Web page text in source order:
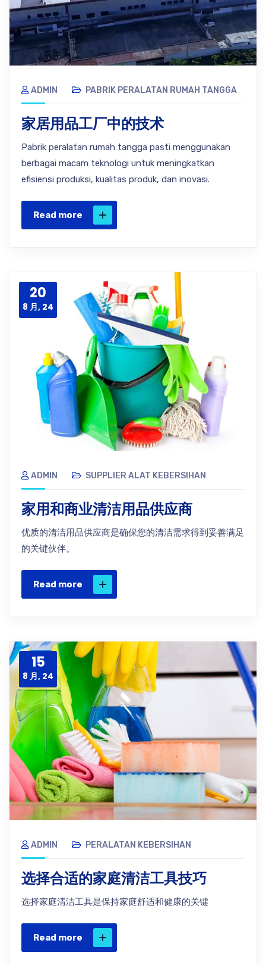
ADMIN PABRIK PERALATAN RUMAH TANGGA
家居用品工厂中的技术
Pabrik peralatan rumah tangga pasti menggunakan
berbagai macam teknologi untuk meningkatkan
efisiensi produksi, kualitas produk, dan inovasi.
Read more
20
8 月, 24
ADMIN SUPPLIER ALAT KEBERSIHAN
家用和商业清洁用品供应商
优质的清洁用品供应商是确保您的清洁需求得到妥善满足
的关键伙伴。
Read more
15
8 月, 24
ADMIN PERALATAN KEBERSIHAN
选择合适的家庭清洁工具技巧
选择家庭清洁工具是保持家庭舒适和健康的关键
Read more